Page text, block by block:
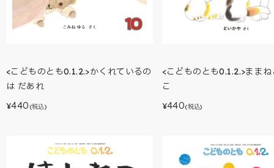
<こどものとも0.1.2.>かくれているの
は だあれ
¥440 (税込)
<こどものとも0.1.2.>まま
こ
¥440(税込)